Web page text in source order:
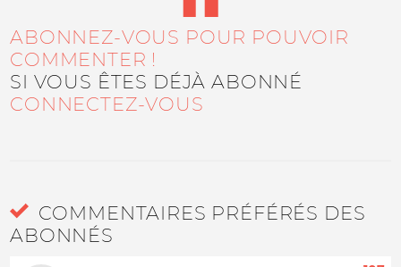
ABONNEZ-VOUS POUR POUVOIR
COMMENTER !
SI VOUS ÊTES DÉJÀ ABONNÉ
CONNECTEZ-VOUS
COMMENTAIRES PRÉFÉRÉS DES
ABONNÉS